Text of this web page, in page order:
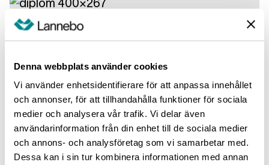
Denna webbplats använder cookies
Vi använder enhetsidentifierare för att anpassa innehållet
och annonser, för att tillhandahålla funktioner för sociala
medier och analysera vår trafik. Vi delar även
användarinformation från din enhet till de sociala medier
och annons- och analysföretag som vi samarbetar med.
Dessa kan i sin tur kombinera informationen med annan
Nyheter
fonddistributörer
21 november 2017
Läs mer
Nyheter